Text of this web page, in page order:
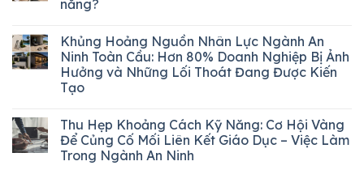
năng?
Khủng Hoảng Nguồn Nhân Lực Ngành An
Ninh Toàn Cầu: Hơn 80% Doanh Nghiệp Bị Ảnh
Hưởng và Những Lối Thoát Đang Được Kiến
Tạo
Thu Hẹp Khoảng Cách Kỹ Năng: Cơ Hội Vàng
Để Củng Cố Mối Liên Kết Giáo Dục – Việc Làm
Trong Ngành An Ninh